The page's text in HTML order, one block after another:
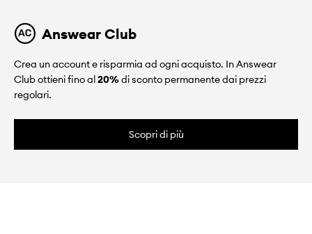
Answear Club
Crea un account e risparmia ad ogni acquisto. In Answear
Club ottieni fino al20%di sconto permanente dai prezzi
regolari.
Scopri di più